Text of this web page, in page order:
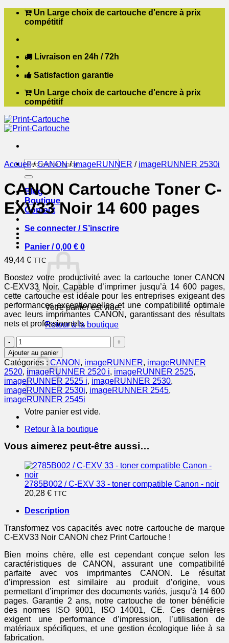
Passer Un Large choix de cartouche d'encre à prix
compétitif
Livraison en 24h / 72h
Satisfaction garantie
Un Large choix de cartouche d'encre à prix
compétitif
Recherche
pour :
Blog
Boutique
Contact
Se connecter / S’inscrire
Panier /0,00 € 0
Votre panier est vide.
Retour à la boutique
Panier
Votre panier est vide.
Retour à la boutique
Accueil / CANON / imageRUNNER / imageRUNNER 2530i
CANON Cartouche Toner C-
EXV33 Noir 14 600 pages
49,44 € TTC
Boostez votre productivité avec la cartouche toner CANON
C-EXV33 Noir. Capable d’imprimer jusqu’à 14 600 pages,
cette cartouche est idéale pour les entreprises exigeant des
performances exceptionnelles et une compatibilité optimale
avec leurs imprimantes CANON, garantissant des résultats
nets et professionnels.
quantité
de
CANON
Cartouche
Toner
C-
EXV33
Noir
14
600
pages
Ajouter au panier
Catégories : CANON , imageRUNNER, imageRUNNER
2520, imageRUNNER 2520 i, imageRUNNER 2525,
imageRUNNER 2525 i, imageRUNNER 2530,
imageRUNNER 2530i, imageRUNNER 2545,
imageRUNNER 2545i
Vous aimerez peut-être aussi…
2785B002 / C-EXV 33 - toner compatible Canon - noir
20,28 € TTC
Description
Transformez vos capacités avec notre cartouche de marque
C-EXV33 Noir CANON chez Print Cartouche !
Bien moins chère, elle est cependant conçue selon les
caractéristiques de CANON, assurant une compatibilité
parfaite avec vos imprimantes CANON. Le résultat
d’impression est similaire au produit d’origine, vous
permettant d’imprimer des documents variés, jusqu’à 14 600
pages. Garantie 2 ans, notre cartouche de toner bénéficie
des normes ISO 9001, ISO 14001, CE. Ces dernières
exigent une performance d’impression, l’utilisation de
matériaux spécifiques, et une gestion écologique liée à sa
fabrication.